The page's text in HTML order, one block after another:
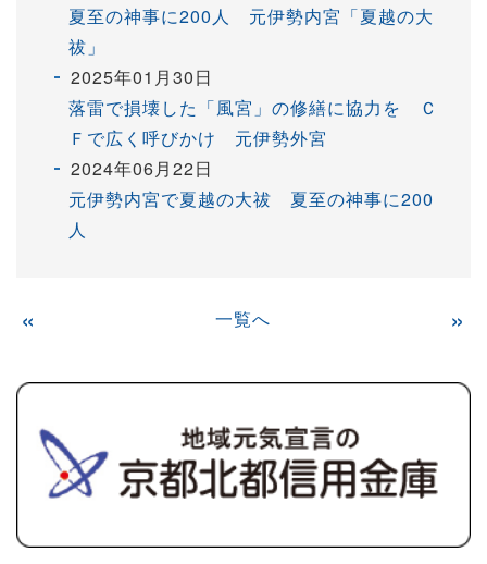
夏至の神事に200人 元伊勢内宮「夏越の大
祓」
2025年01月30日
落雷で損壊した「風宮」の修繕に協力を Ｃ
Ｆで広く呼びかけ 元伊勢外宮
2024年06月22日
元伊勢内宮で夏越の大祓 夏至の神事に200
人
« 一覧へ